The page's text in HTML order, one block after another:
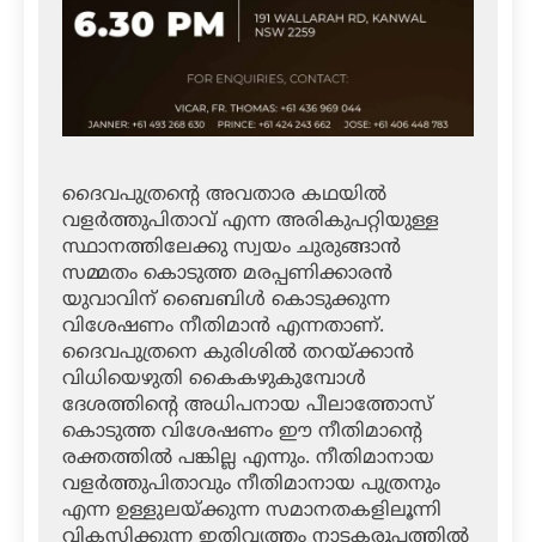
ദൈവപുത്രന്റെ അവതാര കഥയില്‍
വളര്‍ത്തുപിതാവ് എന്ന അരികുപറ്റിയുള്ള
സ്ഥാനത്തിലേക്കു സ്വയം ചുരുങ്ങാന്‍
സമ്മതം കൊടുത്ത മരപ്പണിക്കാരന്‍
യുവാവിന് ബൈബിള്‍ കൊടുക്കുന്ന
വിശേഷണം നീതിമാന്‍ എന്നതാണ്.
ദൈവപുത്രനെ കുരിശില്‍ തറയ്ക്കാന്‍
വിധിയെഴുതി കൈകഴുകുമ്പോള്‍
ദേശത്തിന്റെ അധിപനായ പീലാത്തോസ്
കൊടുത്ത വിശേഷണം ഈ നീതിമാന്റെ
രക്തത്തില്‍ പങ്കില്ല എന്നും. നീതിമാനായ
വളര്‍ത്തുപിതാവും നീതിമാനായ പുത്രനും
എന്ന ഉള്ളുലയ്ക്കുന്ന സമാനതകളിലൂന്നി
വികസിക്കുന്ന ഇതിവൃത്തം നാടകരൂപത്തില്‍